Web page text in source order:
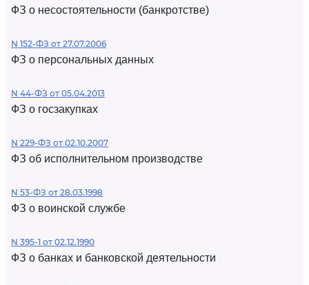
ФЗ о несостоятельности (банкротстве)
N 152-ФЗ от 27.07.2006
ФЗ о персональных данных
N 44-ФЗ от 05.04.2013
ФЗ о госзакупках
N 229-ФЗ от 02.10.2007
ФЗ об исполнительном производстве
N 53-ФЗ от 28.03.1998
ФЗ о воинской службе
N 395-1 от 02.12.1990
ФЗ о банках и банковской деятельности